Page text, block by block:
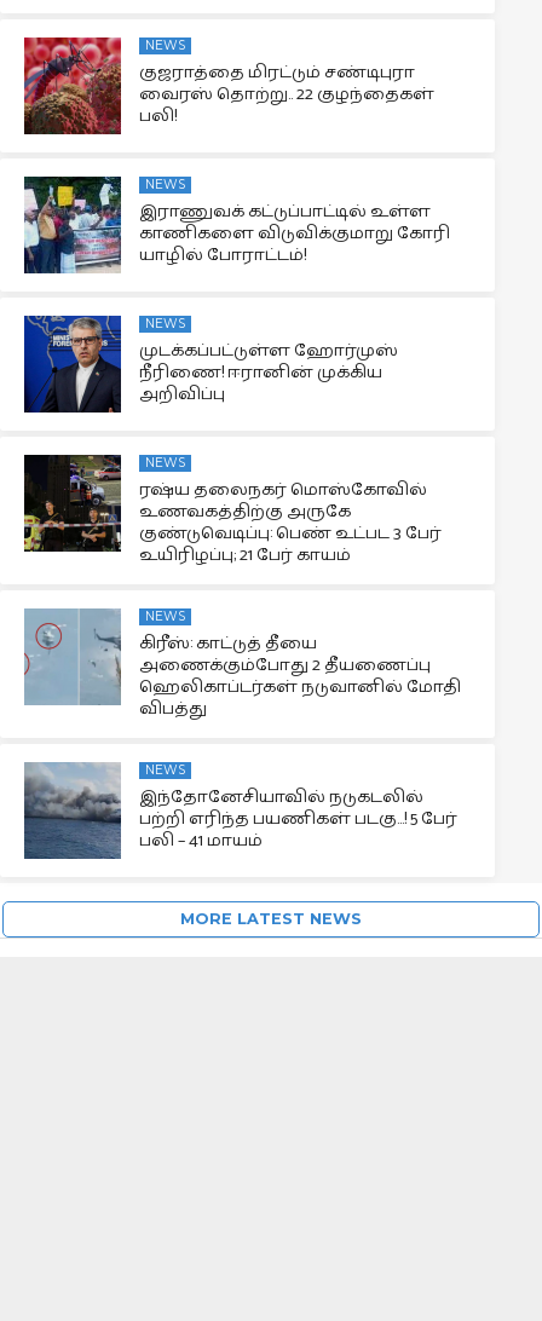
NEWS
குஜராத்தை மிரட்டும் சண்டிபுரா
வைரஸ் தொற்று.. 22 குழந்தைகள்
பலி!
NEWS
இராணுவக் கட்டுப்பாட்டில் உள்ள
காணிகளை விடுவிக்குமாறு கோரி
யாழில் போராட்டம்!
NEWS
முடக்கப்பட்டுள்ள ஹோர்முஸ்
நீரிணை! ஈரானின் முக்கிய
அறிவிப்பு
NEWS
ரஷ்ய தலைநகர் மொஸ்கோவில்
உணவகத்திற்கு அருகே
குண்டுவெடிப்பு: பெண் உட்பட 3 பேர்
உயிரிழப்பு; 21 பேர் காயம்
NEWS
கிரீஸ்: காட்டுத் தீயை
அணைக்கும்போது 2 தீயணைப்பு
ஹெலிகாப்டர்கள் நடுவானில் மோதி
விபத்து
NEWS
இந்தோனேசியாவில் நடுகடலில்
பற்றி எரிந்த பயணிகள் படகு…! 5 பேர்
பலி – 41 மாயம்
MORE LATEST NEWS